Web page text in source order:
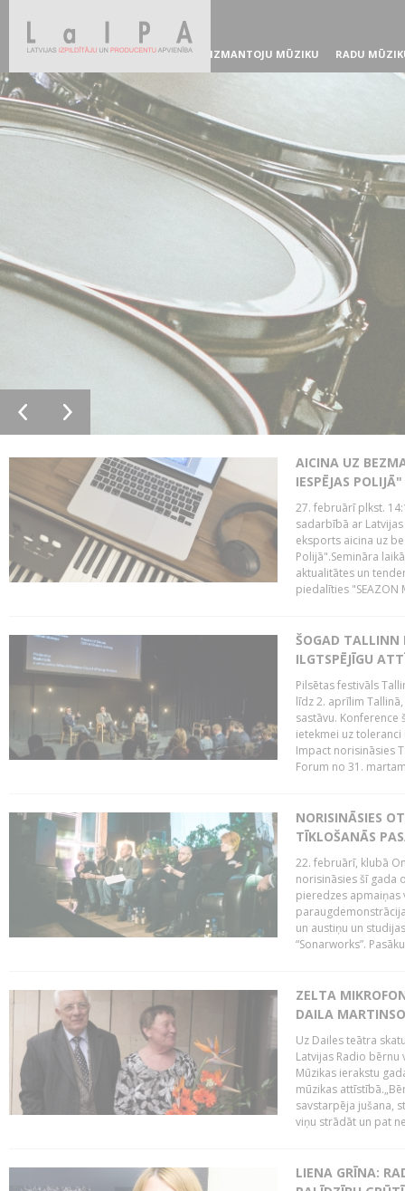
IZMANTOJU MŪZIKU RADU
AICINA UZ
IESPĒJAS POLIJĀ"
27. februārī plkst.
sadarbībā ar
eksports aicina uz
Polijā".Semināra
aktualitātes un
piedalīties "SEAZON
ŠOGAD TALLINN
ILGTSPĒJĪGU
Pilsētas festivāls
līdz 2. aprīlim
sastāvu.
ietekmei uz
Impact norisināsies
Forum no 31.
NORISINĀSIES
TĪKLOŠANĀS
22. februārī, klubā
norisināsies šī gada
pieredzes apmaiņas
un austiņu un
“Sonarworks”.
ZELTA
DAILA
Uz Dailes teātra
Latvijas Radio
Mūzikas ierakstu
mūzikas
savstarpēja jušana,
viņu strādāt un pat
LIENA GRĪNA: